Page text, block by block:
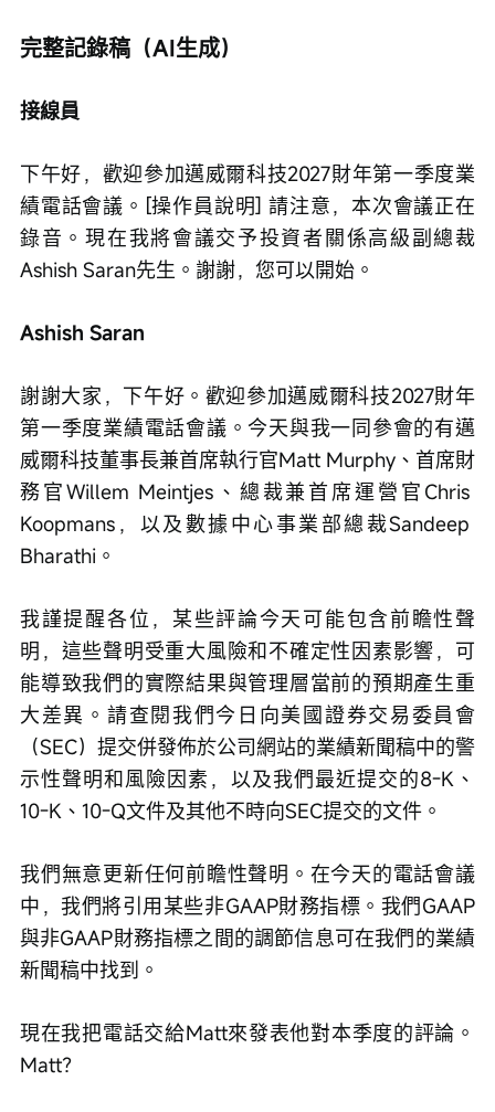
完整記錄稿（AI生成）
接線員
下午好，歡迎參加邁威爾科技2027財年第一季度業
績電話會議。[操作員說明] 請注意，本次會議正在
錄音。現在我將會議交予投資者關係高級副總裁
Ashish Saran先生。謝謝，您可以開始。
Ashish Saran
謝謝大家，下午好。歡迎參加邁威爾科技2027財年
第一季度業績電話會議。今天與我一同參會的有邁
威爾科技董事長兼首席執行官Matt Murphy、首席財
務官Willem Meintjes、總裁兼首席運營官Chris
Koopmans，以及數據中心事業部總裁Sandeep
Bharathi。
我謹提醒各位，某些評論今天可能包含前瞻性聲
明，這些聲明受重大風險和不確定性因素影響，可
能導致我們的實際結果與管理層當前的預期產生重
大差異。請查閱我們今日向美國證券交易委員會
（SEC）提交併發佈於公司網站的業績新聞稿中的警
示性聲明和風險因素，以及我們最近提交的8-K、
10-K、10-Q文件及其他不時向SEC提交的文件。
我們無意更新任何前瞻性聲明。在今天的電話會議
中，我們將引用某些非GAAP財務指標。我們GAAP
與非GAAP財務指標之間的調節信息可在我們的業績
新聞稿中找到。
現在我把電話交給Matt來發表他對本季度的評論。
Matt？